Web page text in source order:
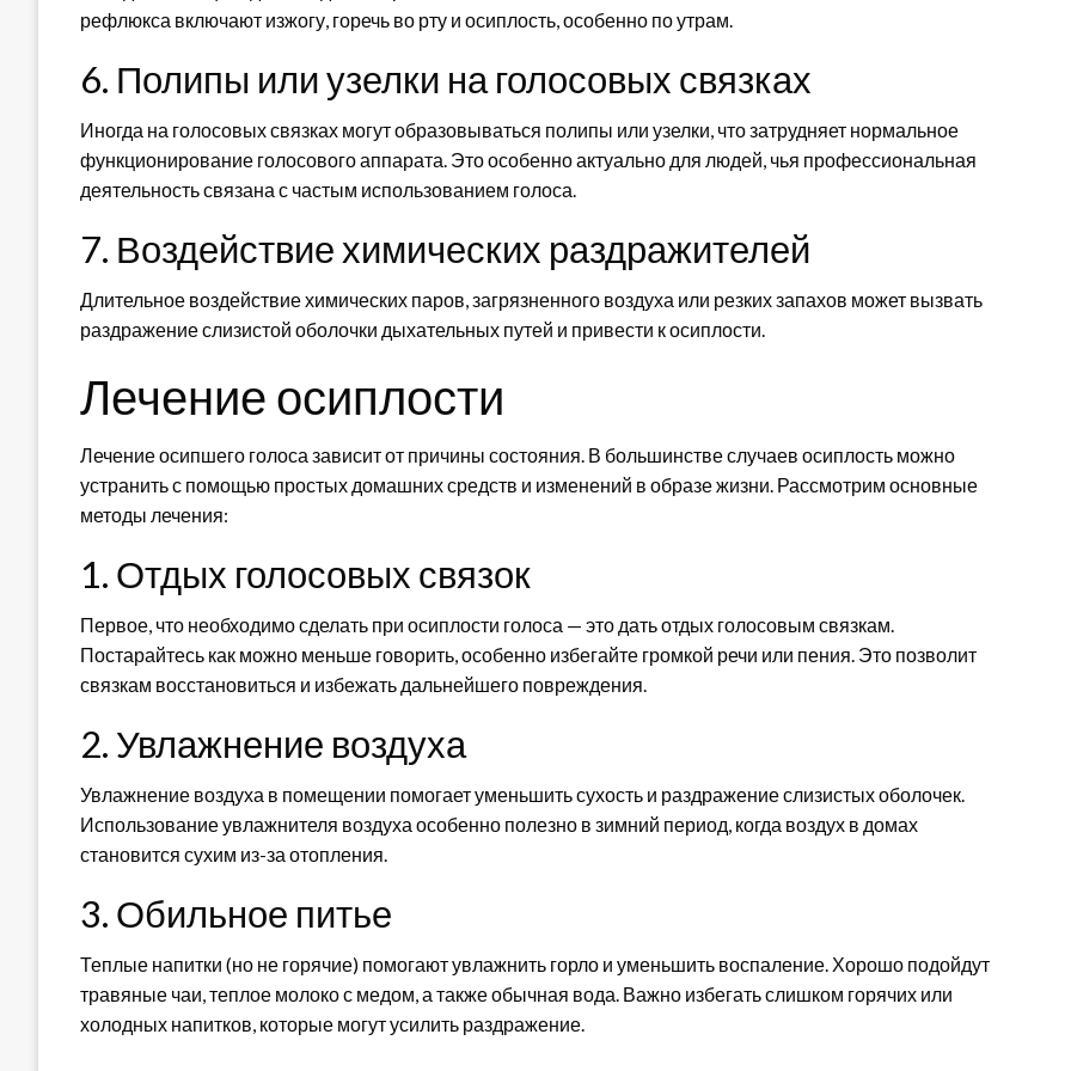
рефлюкса включают изжогу, горечь во рту и осиплость, особенно по утрам.
6. Полипы или узелки на голосовых связках
Иногда на голосовых связках могут образовываться полипы или узелки, что затрудняет нормальное
функционирование голосового аппарата. Это особенно актуально для людей, чья профессиональная
деятельность связана с частым использованием голоса.
7. Воздействие химических раздражителей
Длительное воздействие химических паров, загрязненного воздуха или резких запахов может вызвать
раздражение слизистой оболочки дыхательных путей и привести к осиплости.
Лечение осиплости
Лечение осипшего голоса зависит от причины состояния. В большинстве случаев осиплость можно
устранить с помощью простых домашних средств и изменений в образе жизни. Рассмотрим основные
методы лечения:
1. Отдых голосовых связок
Первое, что необходимо сделать при осиплости голоса — это дать отдых голосовым связкам.
Постарайтесь как можно меньше говорить, особенно избегайте громкой речи или пения. Это позволит
связкам восстановиться и избежать дальнейшего повреждения.
2. Увлажнение воздуха
Увлажнение воздуха в помещении помогает уменьшить сухость и раздражение слизистых оболочек.
Использование увлажнителя воздуха особенно полезно в зимний период, когда воздух в домах
становится сухим из-за отопления.
3. Обильное питье
Теплые напитки (но не горячие) помогают увлажнить горло и уменьшить воспаление. Хорошо подойдут
травяные чаи, теплое молоко с медом, а также обычная вода. Важно избегать слишком горячих или
холодных напитков, которые могут усилить раздражение.